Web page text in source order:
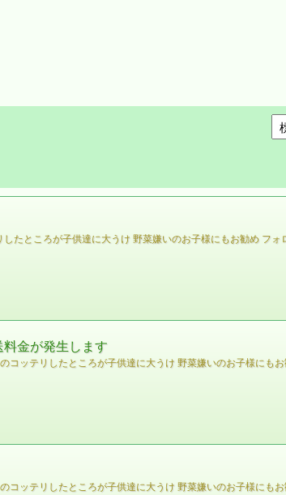
ところが子供達に大うけ 野菜嫌いのお子様にもお勧め フォ
金が発生します
ッテリしたところが子供達に大うけ 野菜嫌いのお子様にも
ッテリしたところが子供達に大うけ 野菜嫌いのお子様にも